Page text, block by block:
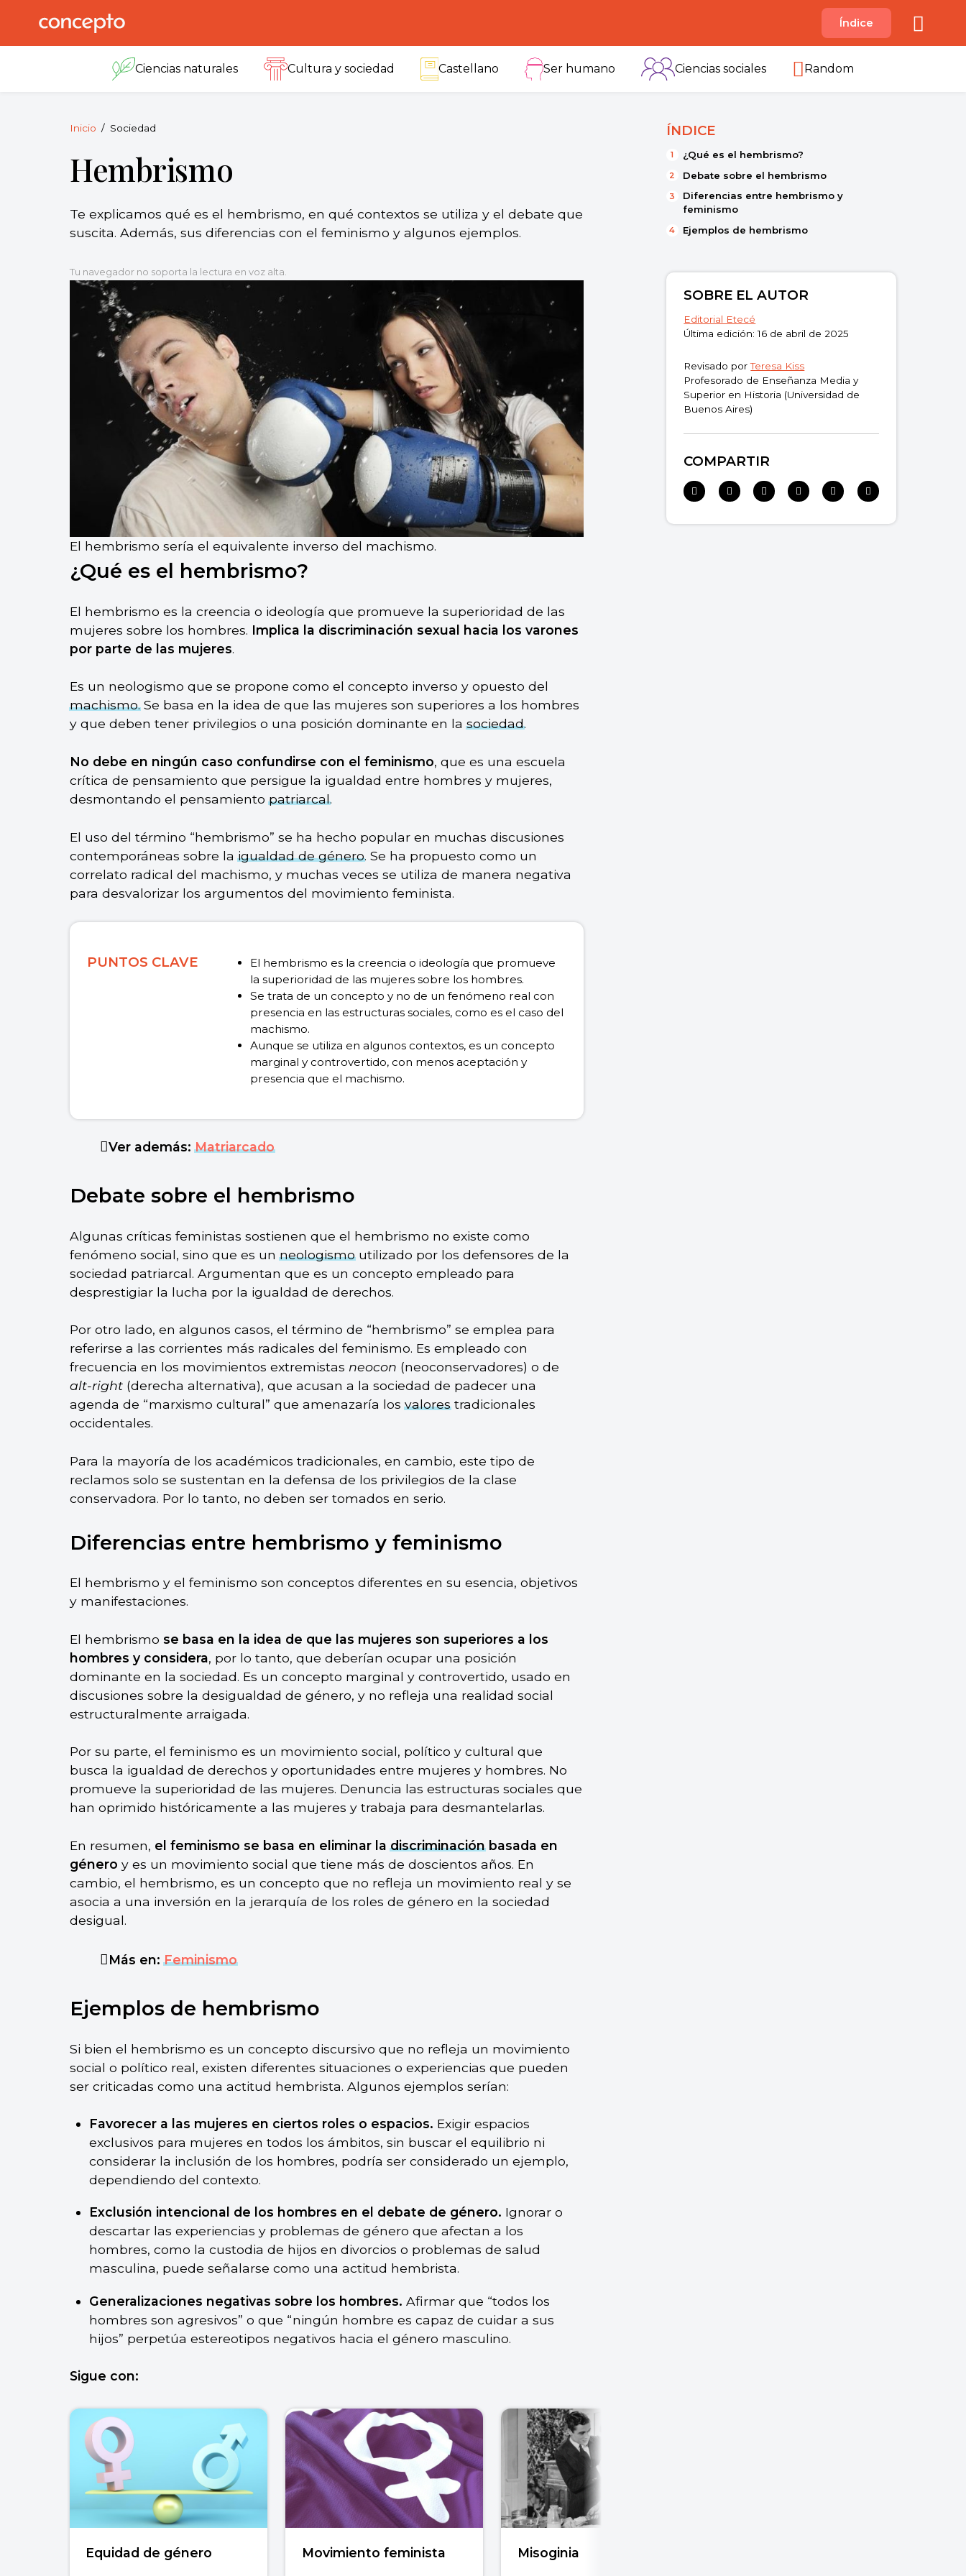
reservados.
B C
Índice
Ciencias naturales Cultura y sociedad Castellano Ser humano Ciencias sociales Random
Inicio Sociedad
Hembrismo
Te explicamos qué es el hembrismo, en qué contextos se utiliza y el debate que
suscita. Además, sus diferencias con el feminismo y algunos ejemplos.
Tu navegador no soporta la lectura en voz alta.
El hembrismo sería el equivalente inverso del machismo.
¿Qué es el hembrismo?
El hembrismo es la creencia o ideología que promueve la superioridad de las
mujeres sobre los hombres. Implica la discriminación sexual hacia los varones
por parte de las mujeres.
Es un neologismo que se propone como el concepto inverso y opuesto del
machismo.Se basa en la idea de que las mujeres son superiores a los hombres
y que deben tener privilegios o una posición dominante en lasociedad.
No debe en ningún caso confundirse con el feminismo, que es una escuela
crítica de pensamiento que persigue la igualdad entre hombres y mujeres,
desmontando el pensamientopatriarcal.
El uso del término “hembrismo” se ha hecho popular en muchas discusiones
contemporáneas sobre laigualdad de género. Se ha propuesto como un
correlato radical del machismo, y muchas veces se utiliza de manera negativa
para desvalorizar los argumentos del movimiento feminista.
PUNTOS CLAVE
El hembrismo es la creencia o ideología que promueve
la superioridad de las mujeres sobre los hombres.
Se trata de un concepto y no de un fenómeno real con
presencia en las estructuras sociales, como es el caso del
machismo.
Aunque se utiliza en algunos contextos, es un concepto
marginal y controvertido, con menos aceptación y
presencia que el machismo.
Ver además:Matriarcado
Debate sobre el hembrismo
Algunas críticas feministas sostienen que el hembrismo no existe como
fenómeno social, sino que es unneologismoutilizado por los defensores de la
sociedad patriarcal. Argumentan que es un concepto empleado para
desprestigiar la lucha por la igualdad de derechos.
Por otro lado, en algunos casos, el término de “hembrismo” se emplea para
referirse a las corrientes más radicales del feminismo. Es empleado con
frecuencia en los movimientos extremistas neocon (neoconservadores) o de
alt-right(derecha alternativa), que acusan a la sociedad de padecer una
agenda de “marxismo cultural” que amenazaría losvalorestradicionales
occidentales.
Para la mayoría de los académicos tradicionales, en cambio, este tipo de
reclamos solo se sustentan en la defensa de los privilegios de la clase
conservadora. Por lo tanto, no deben ser tomados en serio.
Diferencias entre hembrismo y feminismo
El hembrismo y el feminismo son conceptos diferentes en su esencia, objetivos
y manifestaciones.
El hembrismo se basa en la idea de que las mujeres son superiores a los
hombres y considera, por lo tanto, que deberían ocupar una posición
dominante en la sociedad. Es un concepto marginal y controvertido, usado en
discusiones sobre la desigualdad de género, y no refleja una realidad social
estructuralmente arraigada.
Por su parte, el feminismo es un movimiento social, político y cultural que
busca la igualdad de derechos y oportunidades entre mujeres y hombres. No
promueve la superioridad de las mujeres. Denuncia las estructuras sociales que
han oprimido históricamente a las mujeres y trabaja para desmantelarlas.
En resumen, el feminismo se basa en eliminar ladiscriminaciónbasada en
género y es un movimiento social que tiene más de doscientos años. En
cambio, el hembrismo, es un concepto que no refleja un movimiento real y se
asocia a una inversión en la jerarquía de los roles de género en la sociedad
desigual.
Más en:Feminismo
Ejemplos de hembrismo
Si bien el hembrismo es un concepto discursivo que no refleja un movimiento
social o político real, existen diferentes situaciones o experiencias que pueden
ser criticadas como una actitud hembrista. Algunos ejemplos serían:
Favorecer a las mujeres en ciertos roles o espacios. Exigir espacios
exclusivos para mujeres en todos los ámbitos, sin buscar el equilibrio ni
considerar la inclusión de los hombres, podría ser considerado un ejemplo,
dependiendo del contexto.
Exclusión intencional de los hombres en el debate de género. Ignorar o
descartar las experiencias y problemas de género que afectan a los
hombres, como la custodia de hijos en divorcios o problemas de salud
masculina, puede señalarse como una actitud hembrista.
Generalizaciones negativas sobre los hombres. Afirmar que “todos los
hombres son agresivos” o que “ningún hombre es capaz de cuidar a sus
hijos” perpetúa estereotipos negativos hacia el género masculino.
Sigue con:
Equidad de género Movimiento feminista Misoginia
ÍNDICE
¿Qué es el hembrismo?
Debate sobre el hembrismo
Diferencias entre hembrismo y
feminismo
Ejemplos de hembrismo
SOBRE EL AUTOR
Editorial Etecé
Última edición: 16 de abril de 2025
Revisado porTeresa Kiss
Profesorado de Enseñanza Media y
Superior en Historia (Universidad de
Buenos Aires)
COMPARTIR